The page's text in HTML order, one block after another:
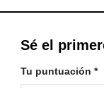
Sé el
Tu puntuación *